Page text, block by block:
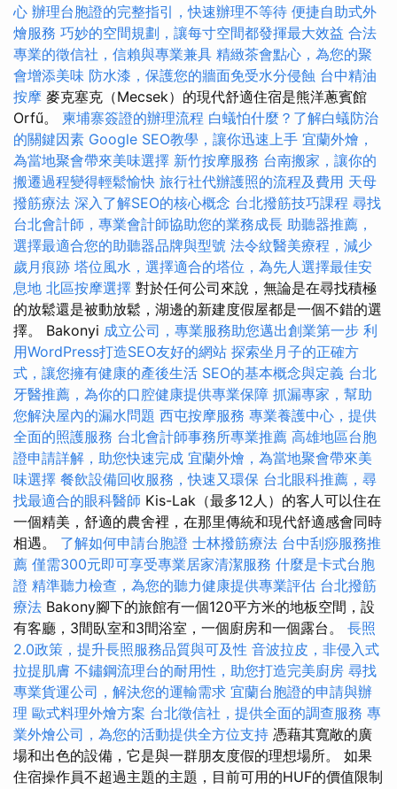
心 辦理台胞證的完整指引，快速辦理不等待 便捷自助式外
燴服務 巧妙的空間規劃，讓每寸空間都發揮最大效益 合法
專業的徵信社，信賴與專業兼具 精緻茶會點心，為您的聚
會增添美味 防水漆，保護您的牆面免受水分侵蝕 台中精油
按摩 麥克塞克（Mecsek）的現代舒適住宿是熊洋蔥賓館
Orfű。 柬埔寨簽證的辦理流程 白蟻怕什麼？了解白蟻防治
的關鍵因素 Google SEO教學，讓你迅速上手 宜蘭外燴，
為當地聚會帶來美味選擇 新竹按摩服務 台南搬家，讓你的
搬遷過程變得輕鬆愉快 旅行社代辦護照的流程及費用 天母
撥筋療法 深入了解SEO的核心概念 台北撥筋技巧課程 尋找
台北會計師，專業會計師協助您的業務成長 助聽器推薦，
選擇最適合您的助聽器品牌與型號 法令紋醫美療程，減少
歲月痕跡 塔位風水，選擇適合的塔位，為先人選擇最佳安
息地 北區按摩選擇 對於任何公司來說，無論是在尋找積極
的放鬆還是被動放鬆，湖邊的新建度假屋都是一個不錯的選
擇。 Bakonyi 成立公司，專業服務助您邁出創業第一步 利
用WordPress打造SEO友好的網站 探索坐月子的正確方
式，讓您擁有健康的產後生活 SEO的基本概念與定義 台北
牙醫推薦，為你的口腔健康提供專業保障 抓漏專家，幫助
您解決屋內的漏水問題 西屯按摩服務 專業養護中心，提供
全面的照護服務 台北會計師事務所專業推薦 高雄地區台胞
證申請詳解，助您快速完成 宜蘭外燴，為當地聚會帶來美
味選擇 餐飲設備回收服務，快速又環保 台北眼科推薦，尋
找最適合的眼科醫師 Kis-Lak（最多12人）的客人可以住在
一個精美，舒適的農舍裡，在那里傳統和現代舒適感會同時
相遇。 了解如何申請台胞證 士林撥筋療法 台中刮痧服務推
薦 僅需300元即可享受專業居家清潔服務 什麼是卡式台胞
證 精準聽力檢查，為您的聽力健康提供專業評估 台北撥筋
療法 Bakony腳下的旅館有一個120平方米的地板空間，設
有客廳，3間臥室和3間浴室，一個廚房和一個露台。 長照
2.0政策，提升長照服務品質與可及性 音波拉皮，非侵入式
拉提肌膚 不鏽鋼流理台的耐用性，助您打造完美廚房 尋找
專業貨運公司，解決您的運輸需求 宜蘭台胞證的申請與辦
理 歐式料理外燴方案 台北徵信社，提供全面的調查服務 專
業外燴公司，為您的活動提供全方位支持 憑藉其寬敞的廣
場和出色的設備，它是與一群朋友度假的理想場所。 如果
住宿操作員不超過主題的主題，目前可用的HUF的價值限制